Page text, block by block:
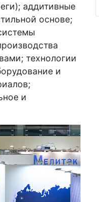
аддитивные
основе;
технологии
и
и